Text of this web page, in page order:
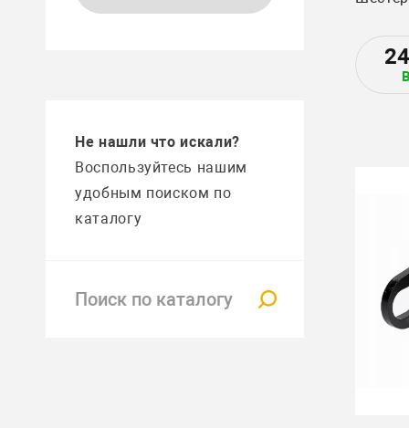
Не нашли что искали?
Воспользуйтесь нашим
удобным поиском по
каталогу